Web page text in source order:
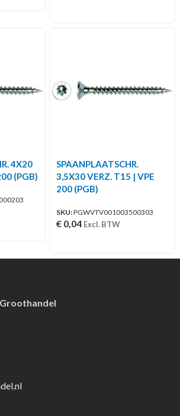
4X20
(PGB)
SPAANPLAATSCHR.
3,5X30 VERZ. T15 | VPE
200 (PGB)
SKU:PGWVTV001003500303
€ 0,04 Excl. BTW